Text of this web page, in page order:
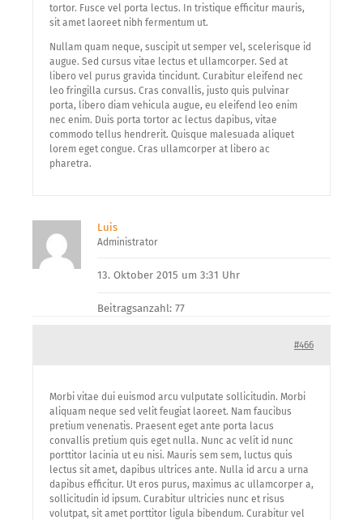
tortor. Fusce vel porta lectus. In tristique efficitur mauris,
sit amet laoreet nibh fermentum ut.
Nullam quam neque, suscipit ut semper vel, scelerisque id
augue. Sed cursus vitae lectus et ullamcorper. Sed at
libero vel purus gravida tincidunt. Curabitur eleifend nec
leo fringilla cursus. Cras convallis, justo quis pulvinar
porta, libero diam vehicula augue, eu eleifend leo enim
nec enim. Duis porta tortor ac lectus dapibus, vitae
commodo tellus hendrerit. Quisque malesuada aliquet
lorem eget congue. Cras ullamcorper at libero ac
pharetra.
Luis
Administrator
13. Oktober 2015 um 3:31 Uhr
Beitragsanzahl: 77
#466
Morbi vitae dui euismod arcu vulputate sollicitudin. Morbi
aliquam neque sed velit feugiat laoreet. Nam faucibus
pretium venenatis. Praesent eget ante porta lacus
convallis pretium quis eget nulla. Nunc ac velit id nunc
porttitor lacinia ut eu nisi. Mauris sem sem, luctus quis
lectus sit amet, dapibus ultrices ante. Nulla id arcu a urna
dapibus efficitur. Ut eros purus, maximus ac ullamcorper a,
sollicitudin id ipsum. Curabitur ultricies nunc et risus
volutpat, sit amet porttitor ligula bibendum. Curabitur vel